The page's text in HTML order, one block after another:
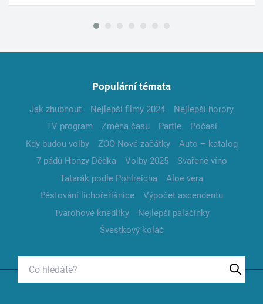
Populární témata
Jak zhubnout Nejlepší filmy 2024
Nejlepší horory
TV program
Změna času Partie
Počasí
Kdy budou volby
ZOO Nové začátky
Auto – katalog
7 pádů Honzy Dědka
Volby 2025
Svařené víno
Tatarák podle Pohlreicha
Aloe vera
Pěstování lichořeřišnice
Výpočet ascendentu
Tvarohové knedlíky
Nejlepší palačinky
Švestkový koláč